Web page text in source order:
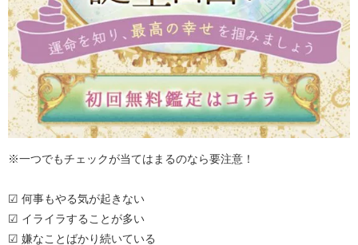
※一つでもチェックが当てはまるのなら要注意！
☑ 何事もやる気が起きない
☑ イライラすることが多い
☑ 嫌なことばかり続いている